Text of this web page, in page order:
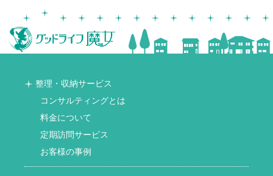
整理・収納サービス
コンサルティングとは
料金について
定期訪問サービス
お客様の事例